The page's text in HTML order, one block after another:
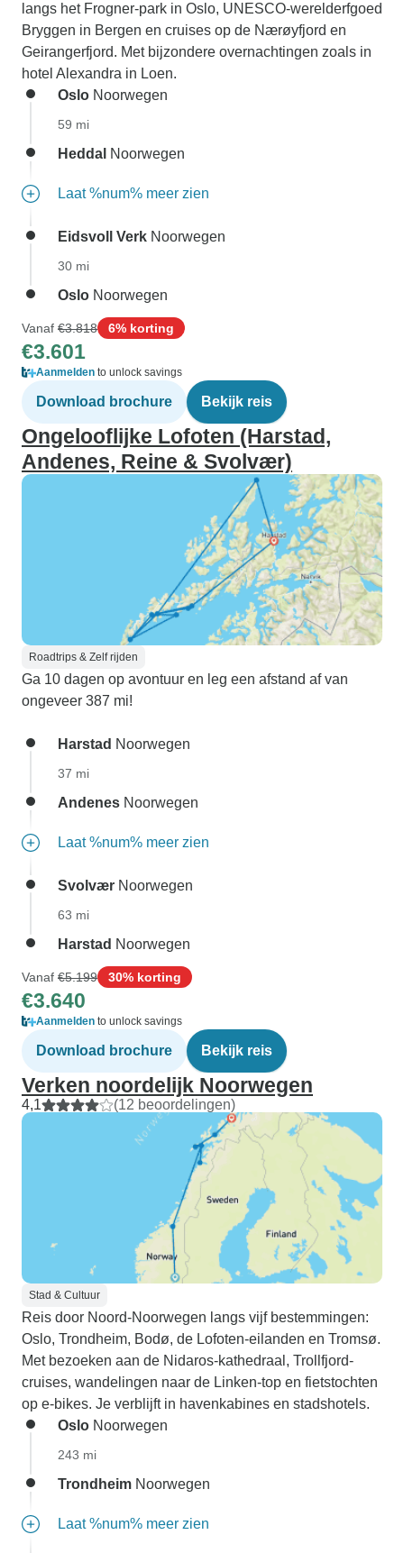
langs het Frogner-park in Oslo, UNESCO-werelderfgoed
Bryggen in Bergen en cruises op de Nærøyfjord en
Geirangerfjord. Met bijzondere overnachtingen zoals in
hotel Alexandra in Loen.
Oslo Noorwegen
59 mi
Heddal Noorwegen
Laat %num% meer zien
Eidsvoll Verk Noorwegen
30 mi
Oslo Noorwegen
Vanaf €3.818 6% korting
€3.601
Aanmelden to unlock savings
Download brochure Bekijk reis
Ongelooflijke Lofoten (Harstad,
Andenes, Reine & Svolvær)
Roadtrips & Zelf rijden
Ga 10 dagen op avontuur en leg een afstand af van
ongeveer 387 mi!
Harstad Noorwegen
37 mi
Andenes Noorwegen
Laat %num% meer zien
Svolvær Noorwegen
63 mi
Harstad Noorwegen
Vanaf €5.199 30% korting
€3.640
Aanmelden to unlock savings
Download brochure Bekijk reis
Verken noordelijk Noorwegen
4,1 (12 beoordelingen)
Stad & Cultuur
Reis door Noord-Noorwegen langs vijf bestemmingen:
Oslo, Trondheim, Bodø, de Lofoten-eilanden en Tromsø.
Met bezoeken aan de Nidaros-kathedraal, Trollfjord-
cruises, wandelingen naar de Linken-top en fietstochten
op e-bikes. Je verblijft in havenkabines en stadshotels.
Oslo Noorwegen
243 mi
Trondheim Noorwegen
Laat %num% meer zien